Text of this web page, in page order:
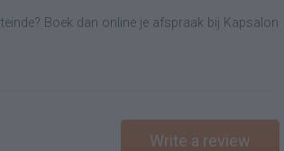
Boek dan online je afspraak bij Kapsalon
Write a review